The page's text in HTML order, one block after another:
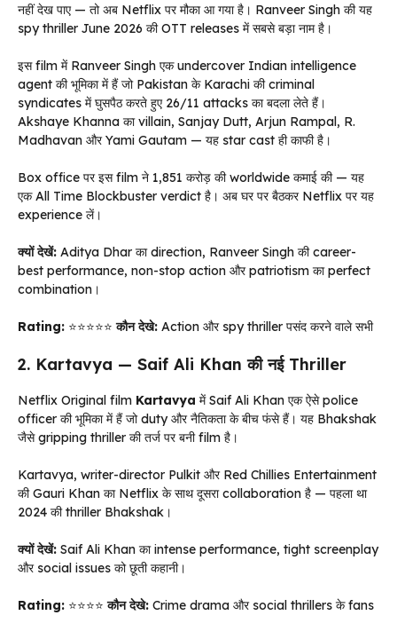
नहीं देख पाए — तो अब Netflix पर मौका आ गया है। Ranveer Singh की यह
spy thriller June 2026 की OTT releases में सबसे बड़ा नाम है।
इस film में Ranveer Singh एक undercover Indian intelligence
agent की भूमिका में हैं जो Pakistan के Karachi की criminal
syndicates में घुसपैठ करते हुए 26/11 attacks का बदला लेते हैं।
Akshaye Khanna का villain, Sanjay Dutt, Arjun Rampal, R.
Madhavan और Yami Gautam — यह star cast ही काफी है।
Box office पर इस film ने ₹1,851 करोड़ की worldwide कमाई की — यह
एक All Time Blockbuster verdict है। अब घर पर बैठकर Netflix पर यह
experience लें।
क्यों देखें: Aditya Dhar का direction, Ranveer Singh की career-
best performance, non-stop action और patriotism का perfect
combination।
Rating: ⭐⭐⭐⭐⭐कौन देखे: Action और spy thriller पसंद करने वाले सभी
2. Kartavya — Saif Ali Khan की नई Thriller
Netflix Original film Kartavya में Saif Ali Khan एक ऐसे police
officer की भूमिका में हैं जो duty और नैतिकता के बीच फंसे हैं। यह Bhakshak
जैसे gripping thriller की तर्ज पर बनी film है।
Kartavya, writer-director Pulkit और Red Chillies Entertainment
की Gauri Khan का Netflix के साथ दूसरा collaboration है — पहला था
2024 की thriller Bhakshak।
क्यों देखें: Saif Ali Khan का intense performance, tight screenplay
और social issues को छूती कहानी।
Rating: ⭐⭐⭐⭐कौन देखे: Crime drama और social thrillers के fans